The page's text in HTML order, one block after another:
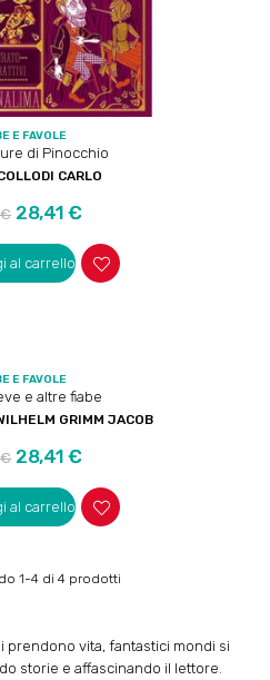
E FAVOLE
di Pinocchio
CARLO
€ Prezzo
28,41 €
al carrello
E FAVOLE
e altre fiabe
GRIMM JACOB
€ Prezzo
28,41 €
al carrello
1-4 di 4 prodotti
prendono vita, fantastici mondi si
storie e affascinando il lettore.